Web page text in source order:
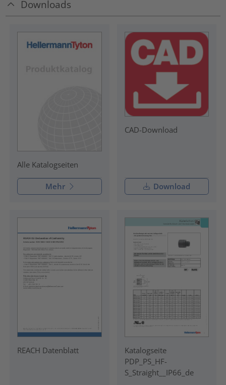
Downloads
Alle Katalogseiten
Mehr
CAD-Download
Download
REACH Datenblatt
Katalogseite
PDP_PS_HF-
S_Straight__IP66_de